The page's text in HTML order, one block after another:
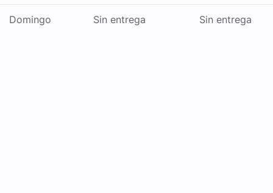
Domingo Sin entrega Sin entrega